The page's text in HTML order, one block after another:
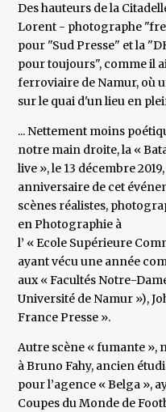
Des hauteurs de la
Lorent - photographe
pour "Sud Presse" et la
pour toujours", comme il
ferroviaire de Namur, où
sur le quai d'un lieu en
... Nettement moins
notre main droite, la «
live », le 13 décembre
anniversaire de cet
scènes réalistes,
en Photographie à
l’ « Ecole Supérieure
ayant vécu une année
aux « Facultés Notre-
Université de Namur »),
France Presse ».
Autre scène « fumante »,
à Bruno Fahy, ancien
pour l’agence « Belga »,
Coupes du Monde de